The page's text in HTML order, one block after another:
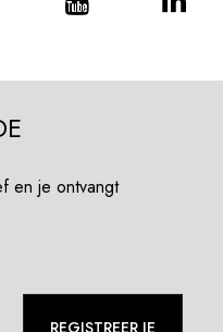
en je ontvangt
REGISTREER JE